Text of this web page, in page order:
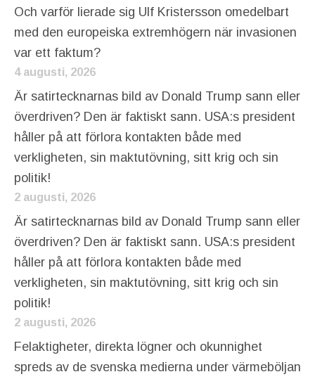
Och varför lierade sig Ulf Kristersson omedelbart
med den europeiska extremhögern när invasionen
var ett faktum?
4 augusti, 2026
Är satirtecknarnas bild av Donald Trump sann eller
överdriven? Den är faktiskt sann. USA:s president
håller på att förlora kontakten både med
verkligheten, sin maktutövning, sitt krig och sin
politik!
2 augusti, 2026
Är satirtecknarnas bild av Donald Trump sann eller
överdriven? Den är faktiskt sann. USA:s president
håller på att förlora kontakten både med
verkligheten, sin maktutövning, sitt krig och sin
politik!
2 augusti, 2026
Felaktigheter, direkta lögner och okunnighet
spreds av de svenska medierna under värmeböljan